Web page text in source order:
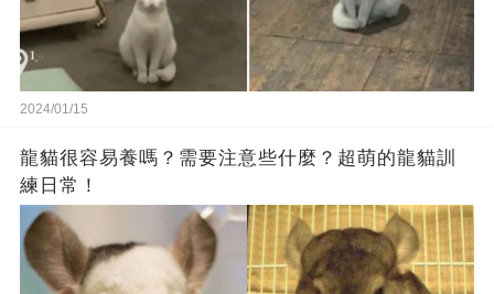
2024/01/15
龍貓很容易養嗎？需要注意些什麼？超萌的龍貓訓
練日常！